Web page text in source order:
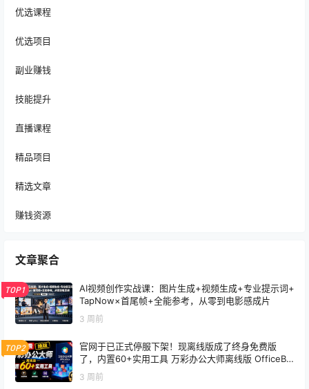
优选课程
优选项目
副业赚钱
技能提升
直播课程
精品项目
精选文章
赚钱资源
文章聚合
TOP1
AI视频创作实战课：图片生成+视频生成+专业提示词+
TapNow×首尾帧+全能参考，从零到电影感成片
3 周前
TOP2
官网于已正式停服下架！现离线版成了终身免费版
了，内置60+实用工具 万彩办公大师离线版 OfficeBo
3 周前